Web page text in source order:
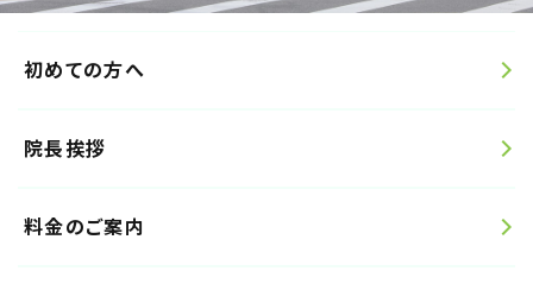
初めての方へ
院長挨拶
料金のご案内